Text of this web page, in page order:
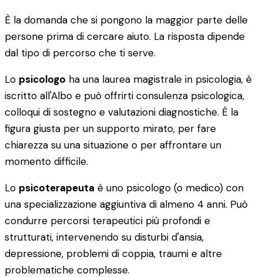
È la domanda che si pongono la maggior parte delle
persone prima di cercare aiuto. La risposta dipende
dal tipo di percorso che ti serve.
Lo psicologo ha una laurea magistrale in psicologia, è
iscritto all'Albo e può offrirti consulenza psicologica,
colloqui di sostegno e valutazioni diagnostiche. È la
figura giusta per un supporto mirato, per fare
chiarezza su una situazione o per affrontare un
momento difficile.
Lo psicoterapeuta è uno psicologo (o medico) con
una specializzazione aggiuntiva di almeno 4 anni. Può
condurre percorsi terapeutici più profondi e
strutturati, intervenendo su disturbi d'ansia,
depressione, problemi di coppia, traumi e altre
problematiche complesse.